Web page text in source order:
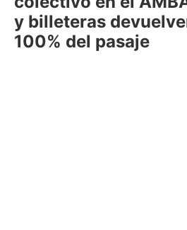
y billeteras
100% del pasaje